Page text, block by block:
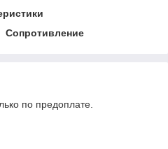
Сопротивление
по предоплате.